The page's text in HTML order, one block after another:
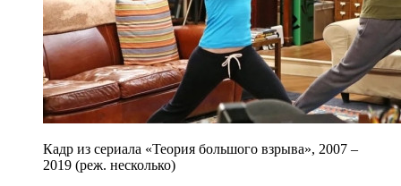
Кадр из сериала «Теория большого взрыва», 2007 –
2019 (реж. несколько)